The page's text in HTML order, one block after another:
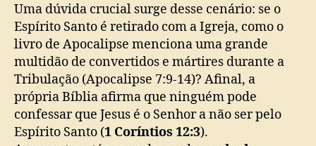
Uma dúvida crucial surge desse cenário: se o
Espírito Santo é retirado com a Igreja, como o
livro de Apocalipse menciona uma grande
multidão de convertidos e mártires durante a
Tribulação (Apocalipse 7:9-14)? Afinal, a
própria Bíblia afirma que ninguém pode
confessar que Jesus é o Senhor a não ser pelo
Espírito Santo (1 Coríntios 12:3).